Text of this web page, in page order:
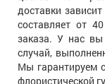
доставки
составляет от
заказа. У нас
случай,
Мы гарантируем
флористической